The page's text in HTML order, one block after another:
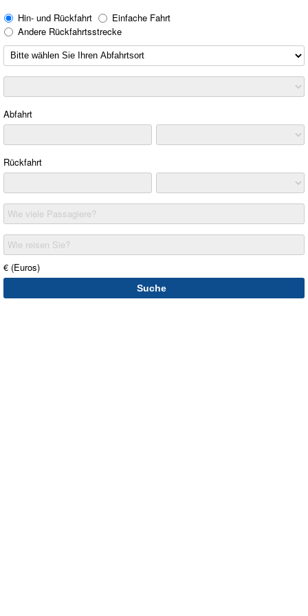
Hin- und Rückfahrt
Einfache Fahrt
Andere Rückfahrtsstrecke
Abfahrt
Rückfahrt
Wie viele Passagiere?
Wie reisen Sie?
€ (Euros)
Suche